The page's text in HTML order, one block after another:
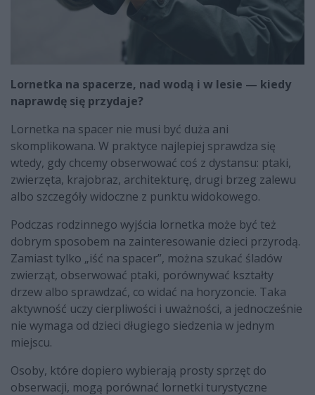
Lornetka na spacerze, nad wodą i w lesie — kiedy
naprawdę się przydaje?
Lornetka na spacer nie musi być duża ani
skomplikowana. W praktyce najlepiej sprawdza się
wtedy, gdy chcemy obserwować coś z dystansu: ptaki,
zwierzęta, krajobraz, architekturę, drugi brzeg zalewu
albo szczegóły widoczne z punktu widokowego.
Podczas rodzinnego wyjścia lornetka może być też
dobrym sposobem na zainteresowanie dzieci przyrodą.
Zamiast tylko „iść na spacer”, można szukać śladów
zwierząt, obserwować ptaki, porównywać kształty
drzew albo sprawdzać, co widać na horyzoncie. Taka
aktywność uczy cierpliwości i uważności, a jednocześnie
nie wymaga od dzieci długiego siedzenia w jednym
miejscu.
Osoby, które dopiero wybierają prosty sprzęt do
obserwacji, mogą porównać lornetki turystyczne